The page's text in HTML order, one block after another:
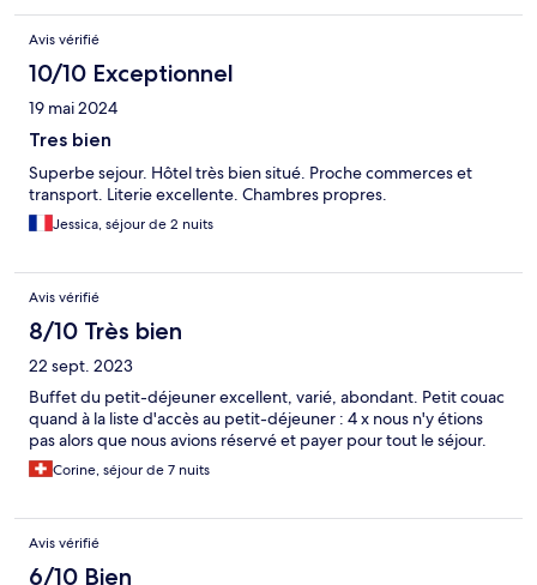
Avis vérifié
10/10 Exceptionnel
19 mai 2024
Tres bien
Superbe sejour. Hôtel très bien situé. Proche commerces et
transport. Literie excellente. Chambres propres.
Jessica, séjour de 2 nuits
Avis vérifié
8/10 Très bien
22 sept. 2023
Buffet du petit-déjeuner excellent, varié, abondant. Petit couac
quand à la liste d'accès au petit-déjeuner : 4 x nous n'y étions
pas alors que nous avions réservé et payer pour tout le séjour.
Corine, séjour de 7 nuits
Avis vérifié
6/10 Bien